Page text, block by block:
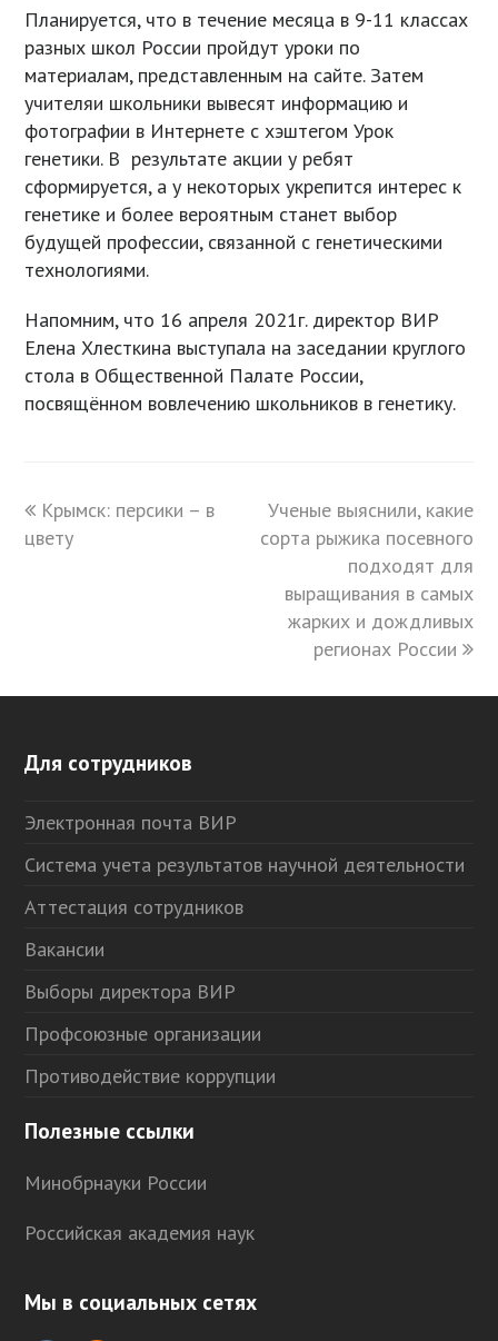
Планируется, что в течение месяца в 9-11 классах
разных школ России пройдут уроки по
материалам, представленным на сайте. Затем
учителяи школьники вывесят информацию и
фотографии в Интернете с хэштегом Урок
генетики. В результате акции у ребят
сформируется, а у некоторых укрепится интерес к
генетике и более вероятным станет выбор
будущей профессии, связанной с генетическими
технологиями.
Напомним, что 16 апреля 2021г. директор ВИР
Елена Хлесткина выступала на заседании круглого
стола в Общественной Палате России,
посвящённом вовлечению школьников в генетику.
previous
post:
Крымск: персики – в
цвету
next
post:
Ученые выяснили, какие
сорта рыжика посевного
подходят для
выращивания в самых
жарких и дождливых
регионах России
Для сотрудников
Электронная почта ВИР
Система учета результатов научной деятельности
Аттестация сотрудников
Вакансии
Выборы директора ВИР
Профсоюзные организации
Противодействие коррупции
Полезные ссылки
Минобрнауки России
Российская академия наук
Мы в социальных сетях